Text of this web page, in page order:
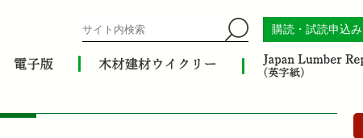
購読・試読申込み